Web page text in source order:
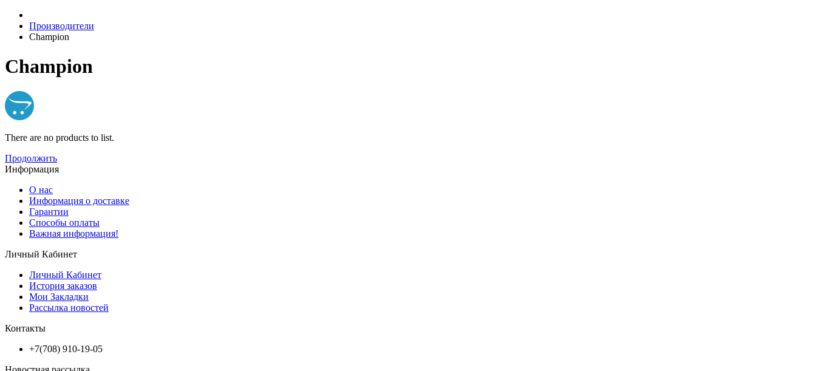
Производители
Champion
Champion
There are no products to list.
Продолжить
Информация
О нас
Информация о доставке
Гарантии
Способы оплаты
Важная информация!
Личный Кабинет
Личный Кабинет
История заказов
Мои Закладки
Рассылка новостей
Контакты
+7(708) 910-19-05